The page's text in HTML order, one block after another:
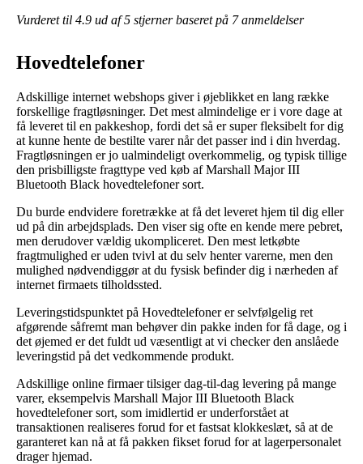
Vurderet til 4.9 ud af 5 stjerner baseret på 7anmeldelser
Hovedtelefoner
Adskillige internet webshops giver i øjeblikket en lang række
forskellige fragtløsninger. Det mest almindelige er i vore dage at
få leveret til en pakkeshop, fordi det så er super fleksibelt for dig
at kunne hente de bestilte varer når det passer ind i din hverdag.
Fragtløsningen er jo ualmindeligt overkommelig, og typisk tillige
den prisbilligste fragttype ved køb af Marshall Major III
Bluetooth Black hovedtelefoner sort.
Du burde endvidere foretrække at få det leveret hjem til dig eller
ud på din arbejdsplads. Den viser sig ofte en kende mere pebret,
men derudover vældig ukompliceret. Den mest letkøbte
fragtmulighed er uden tvivl at du selv henter varerne, men den
mulighed nødvendiggør at du fysisk befinder dig i nærheden af
internet firmaets tilholdssted.
Leveringstidspunktet på Hovedtelefoner er selvfølgelig ret
afgørende såfremt man behøver din pakke inden for få dage, og i
det øjemed er det fuldt ud væsentligt at vi checker den anslåede
leveringstid på det vedkommende produkt.
Adskillige online firmaer tilsiger dag-til-dag levering på mange
varer, eksempelvis Marshall Major III Bluetooth Black
hovedtelefoner sort, som imidlertid er underforstået at
transaktionen realiseres forud for et fastsat klokkeslæt, så at de
garanteret kan nå at få pakken fikset forud for at lagerpersonalet
drager hjemad.